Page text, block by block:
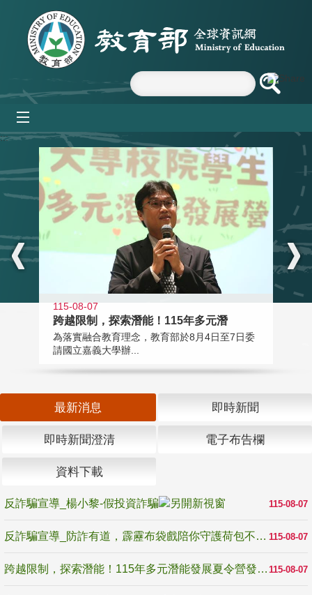
跳到主要內容區塊
:::
115-08-07
跨越限制，探索潛能！115年多元潛
為落實融合教育理念，教育部於8月4日至7日委
請國立嘉義大學辦...
最新消息 即時新聞
即時新聞澄清 電子布告欄
資料下載
115-08-07
反詐騙宣導_楊小黎-假投資詐騙
115-08-07
反詐騙宣導_防詐有道，霹靂布袋戲陪你守護荷包不受騙
115-08-07
跨越限制，探索潛能！115年多元潛能發展夏令營發掘生命無限可能